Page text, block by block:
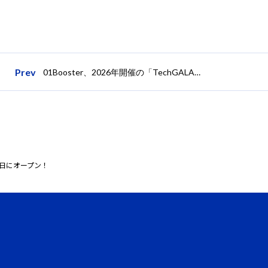
Prev 01Booster、2026年開催の「TechGALA Japan」にて、運営事務局して海外スタートアップエコシステム連携を支援
にオープン！